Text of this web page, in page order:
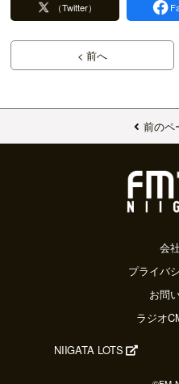
（Twitter）
< 前へ
前のペ
会
プライバ
お問
ラジオ
NIIGATA LOTS